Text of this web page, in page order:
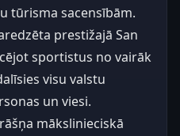
tūrisma sacensībām.
prestižajā San
sportistus no vairāk
visu valstu
un viesi.
mākslinieciskā